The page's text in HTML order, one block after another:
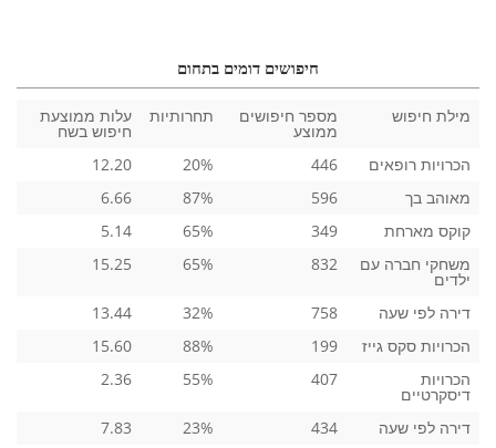
חיפושים דומים בתחום
מילת חיפוש מספר חיפושים
ממוצע
תחרותיות עלות ממוצעת
חיפוש בשח
הכרויות רופאים
446
20%
12.20
מאוהב בך
596
87%
6.66
קוקס מארחת
349
65%
5.14
משחקי חברה עם
ילדים
832
65%
15.25
דירה לפי שעה 758
32%
13.44
הכרויות סקס גייז
199
88%
15.60
הכרויות
דיסקרטיים
407
55%
2.36
דירה לפי שעה 434
23%
7.83